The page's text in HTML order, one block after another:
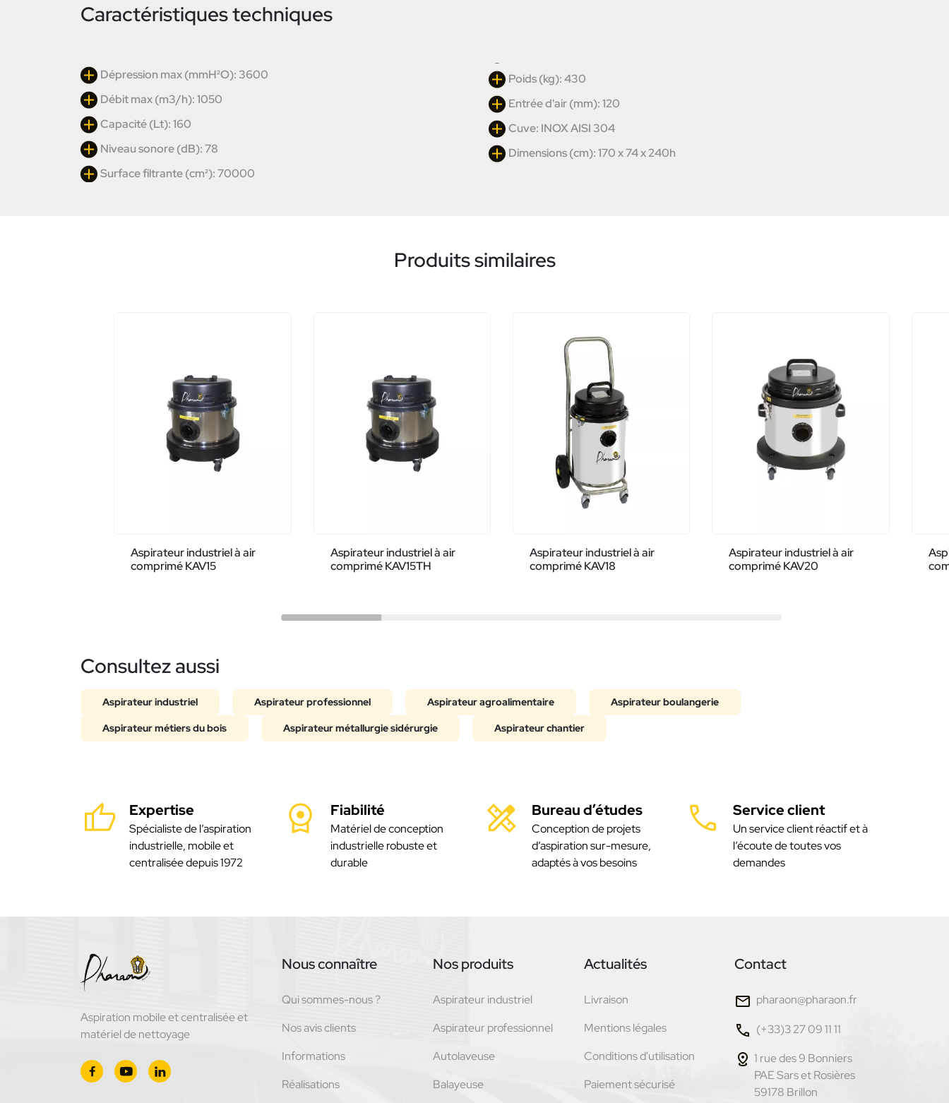
Caractéristiques techniques
Dépression max (mmH²O): 3600
Débit max (m3/h): 1050
Capacité (Lt): 160
Niveau sonore (dB): 78
Surface filtrante (cm²): 70000
Poids (kg): 430
Entrée d'air (mm): 120
Cuve: INOX AISI 304
Dimensions (cm): 170 x 74 x 240h
Produits similaires
Aspirateur industriel à air
comprimé KAV15
Aspirateur industriel à air
comprimé KAV15TH
Aspirateur industriel à air
comprimé KAV18
Aspirateur industriel à air
comprimé KAV20
Consultez aussi
Aspirateur industriel Aspirateur professionnel Aspirateur agroalimentaire Aspirateur boulangerie
Aspirateur métiers du bois Aspirateur métallurgie sidérurgie Aspirateur chantier
Expertise
Spécialiste de l’aspiration
industrielle, mobile et
centralisée depuis 1972
Fiabilité
Matériel de conception
industrielle robuste et
durable
Bureau d’études
Conception de projets
d’aspiration sur-mesure,
adaptés à vos besoins
Service client
Un service client réactif et à
l’écoute de toutes vos
demandes
Aspiration mobile et centralisée et
matériel de nettoyage
Nous connaître
Qui sommes-nous ?
Nos avis clients
Informations
Réalisations
Nos produits
Aspirateur industriel
Aspirateur professionnel
Autolaveuse
Balayeuse
Actualités
Livraison
Mentions légales
Conditions d'utilisation
Paiement sécurisé
Contact
pharaon@pharaon.fr
(+33)3 27 09 11 11
1 rue des 9 Bonniers
PAE Sars et Rosières
59178 Brillon